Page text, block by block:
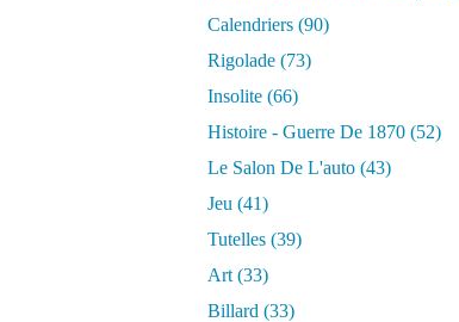
Calendriers (90)
Rigolade (73)
Insolite (66)
Histoire - Guerre De 1870 (52)
Le Salon De L'auto (43)
Jeu (41)
Tutelles (39)
Art (33)
Billard (33)